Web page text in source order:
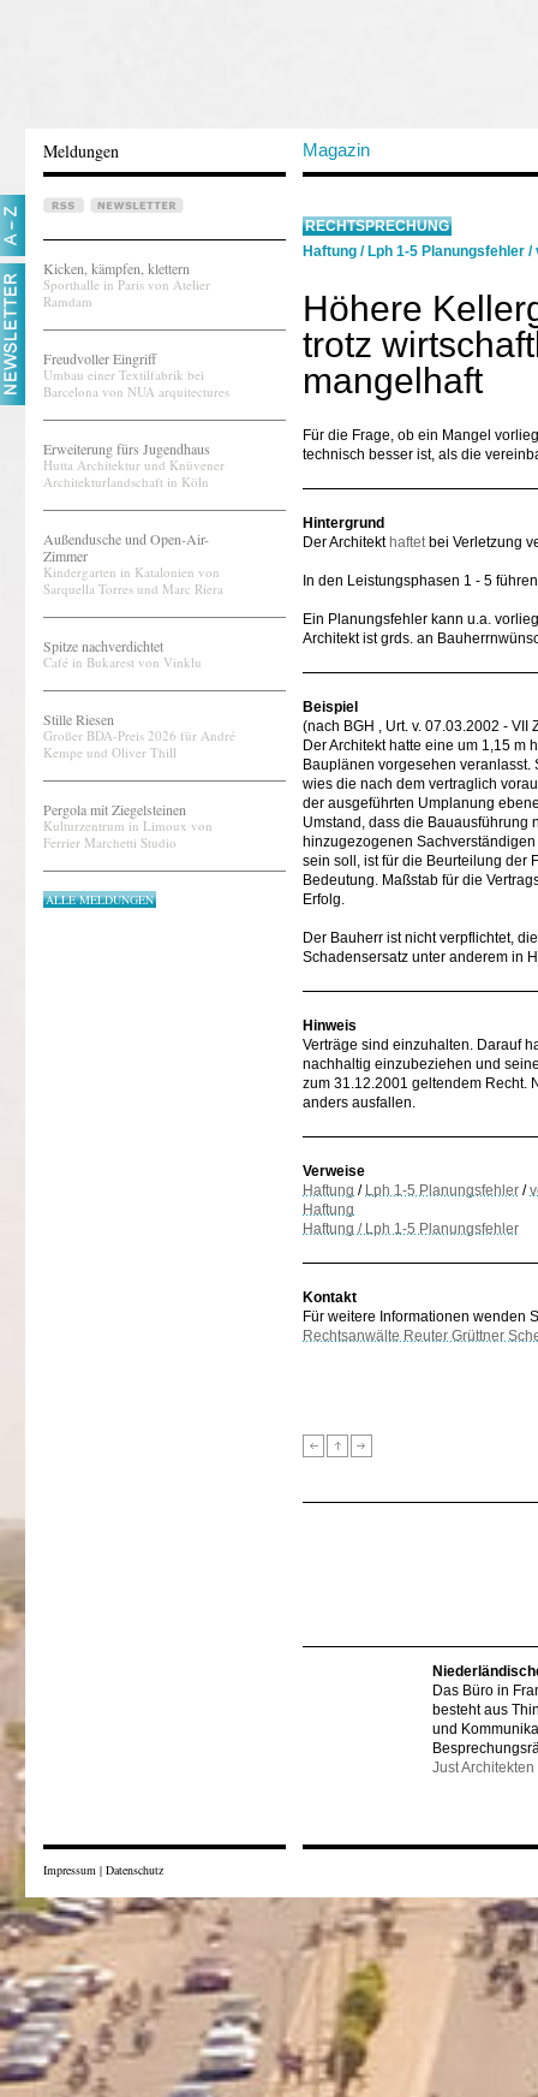
Meldungen Magazin
Kicken, kämpfen, klettern
Sporthalle in Paris von Atelier
Ramdam
Freudvoller Eingriff
Umbau einer Textilfabrik bei
Barcelona von NUA arquitectures
Erweiterung fürs Jugendhaus
Hutta Architektur und Knüvener
Architekturlandschaft in Köln
Außendusche und Open-Air-
Zimmer
Kindergarten in Katalonien von
Sarquella Torres und Marc Riera
Spitze nachverdichtet
Café in Bukarest von Vinklu
Stille Riesen
Großer BDA-Preis 2026 für André
Kempe und Oliver Thill
Pergola mit Ziegelsteinen
Kulturzentrum in Limoux von
Ferrier Marchetti Studio
ALLE MELDUNGEN
RECHTSPRECHUNG
Haftung / Lph 1-5 Planungsfehler /
Höhere
trotz
mangelhaft
Für die Frage, ob ein Mangel
technisch besser ist, als die
Hintergrund
Der Architekt haftetbei Verletzung
In den Leistungsphasen 1 - 5
Ein Planungsfehler kann u.a.
Architekt ist grds. an
Beispiel
(nach BGH , Urt. v. 07.03.2002 - VII
Der Architekt hatte eine um 1,15
Bauplänen vorgesehen
wies die nach dem vertraglich
der ausgeführten Umplanung
Umstand, dass die Bauausführung
hinzugezogenen
sein soll, ist für die Beurteilung der
Bedeutung. Maßstab für die
Erfolg.
Der Bauherr ist nicht verpflichtet,
Schadensersatz unter anderem in
Hinweis
Verträge sind einzuhalten. Darauf
nachhaltig einzubeziehen und
zum 31.12.2001 geltendem Recht.
anders ausfallen.
Verweise
Haftung / Lph 1-5 Planungsfehler /
Haftung
Haftung / Lph 1-5 Planungsfehler
Kontakt
Für weitere Informationen wenden
Rechtsanwälte Reuter Grüttner
Das Büro in
besteht aus
und
Just Architekten
Impressum | Datenschutz